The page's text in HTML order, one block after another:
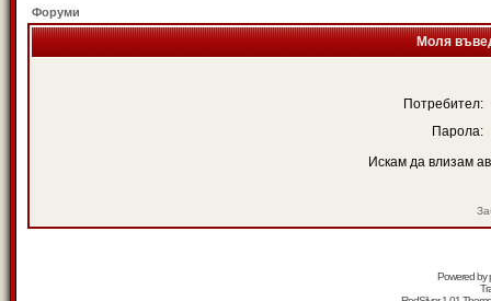
Форуми
Моля
Потребител:
Парола:
Искам да влизам
Powered by